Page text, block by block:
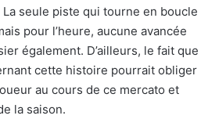
La seule piste qui tourne en boucle
pour l’heure, aucune avancée
également. D’ailleurs, le fait que
cette histoire pourrait obliger
au cours de ce mercato et
la saison.